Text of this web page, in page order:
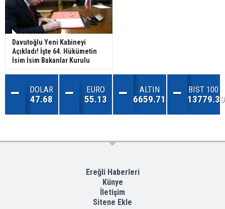
Davutoğlu Yeni Kabineyi
Açıkladı! İşte 64. Hükümetin
İsim İsim Bakanlar Kurulu
DOLAR
47.68
EURO
55.13
ALTIN
6659.71
BIST 100
13779.39
Ereğli Haberleri
Künye
İletişim
Sitene Ekle